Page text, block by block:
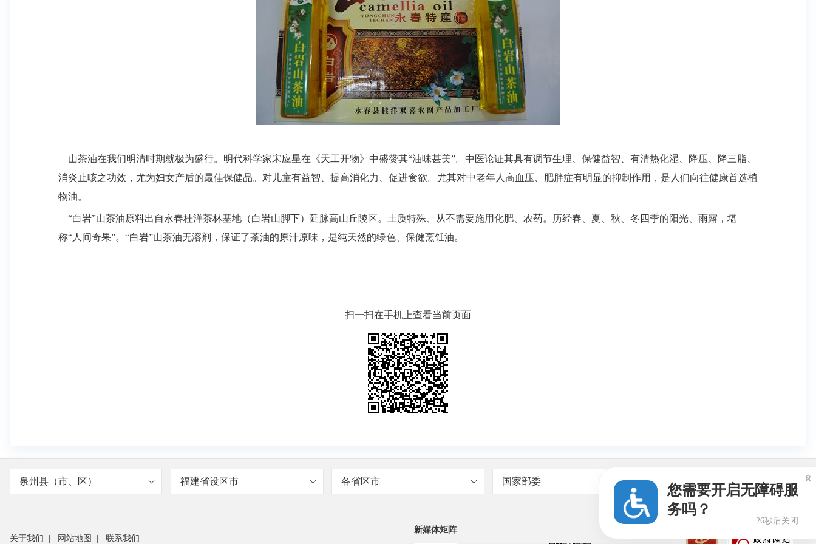
山茶油在我们明清时期就极为盛行。明代科学家宋应星在《天工开物》中盛赞其“油味甚美”。中医论证其具有调节生理、保健益智、有清热化湿、降压、降三脂、
消炎止咳之功效，尤为妇女产后的最佳保健品。对儿童有益智、提高消化力、促进食欲。尤其对中老年人高血压、肥胖症有明显的抑制作用，是人们向往健康首选植
物油。
“白岩”山茶油原料出自永春桂洋茶林基地（白岩山脚下）延脉高山丘陵区。土质特殊、从不需要施用化肥、农药。历经春、夏、秋、冬四季的阳光、雨露，堪
称“人间奇果”。“白岩”山茶油无溶剂，保证了茶油的原汁原味，是纯天然的绿色、保健烹饪油。
扫一扫在手机上查看当前页面
泉州县（市、区） 福建省设区市 各省区市 国家部委 友情链接
关于我们 网站地图 联系我们
新媒体矩阵
您需要开启无障碍服
务吗？
26秒后关闭
